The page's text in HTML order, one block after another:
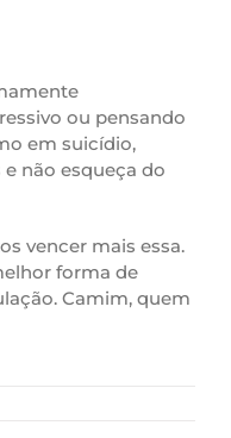
ou pensando
em suicídio,
não esqueça do
vencer mais essa.
forma de
Camim, quem